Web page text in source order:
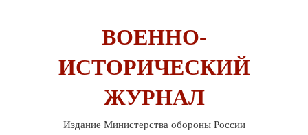
ВОЕННО-
ИСТОРИЧЕСКИЙ
ЖУРНАЛ
Издание Министерства обороны России